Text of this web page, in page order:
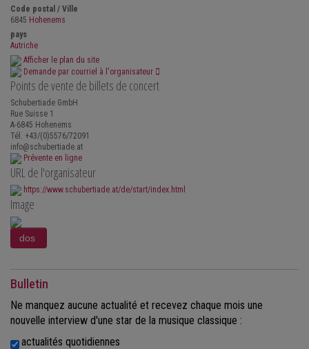
Code postal / Ville
6845 Hohenems
pays
Autriche
Afficher le plan du site
Demande par courriel à l'organisateur
Points de vente de billets de concert
Schubertiade GmbH
Rue Suisse 1
A-6845 Hohenems
Tél. +43/(0)5576/72091
info@schubertiade.at
Prévente en ligne
URL de l'organisateur
https://www.schubertiade.at/de/start/index.html
Image
Bulletin
Ne manquez aucune actualité et recevez chaque mois une
nouvelle interview d'une star de la musique classique :
actualités quotidiennes